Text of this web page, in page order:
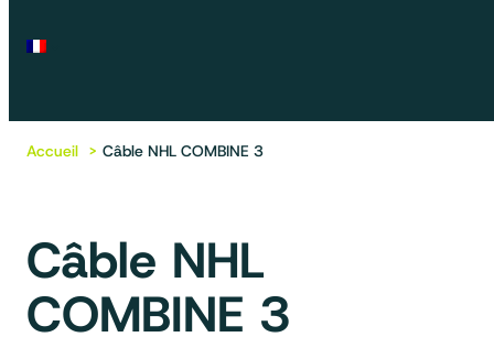
Accueil Câble NHL COMBINE 3
Câble NHL
COMBINE 3